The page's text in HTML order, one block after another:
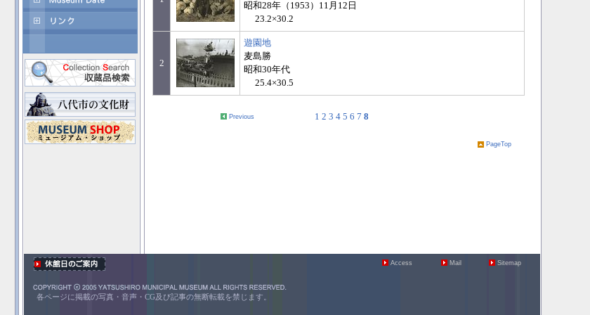
昭和28年（1953）11月12日
23.2×30.2
2
遊園地
麦島勝
昭和30年代
25.4×30.5
Previous 1 2 3 4 5 6 7 8
PageTop
Access Mail Sitemap
各ページに掲載の写真・音声・CG及び記事の無断転載を禁じます。